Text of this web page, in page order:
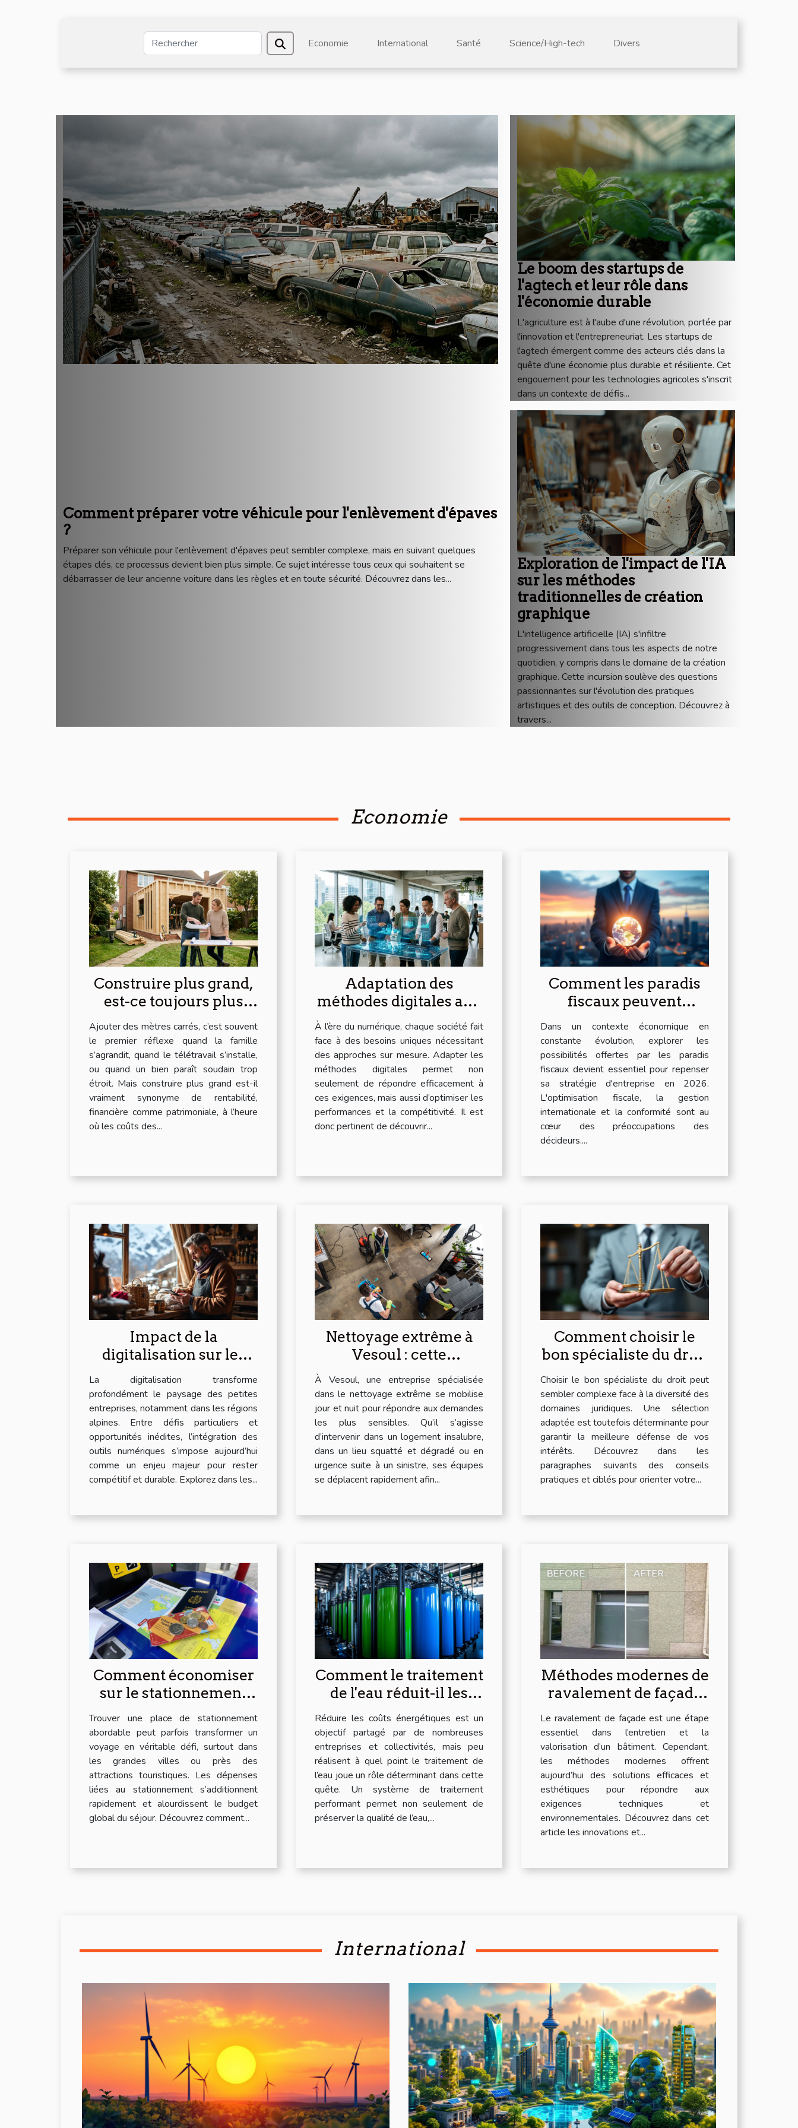
Economie International Santé Science/High-tech Divers
Comment préparer votre véhicule pour l'enlèvement d'épaves
?
Préparer son véhicule pour l'enlèvement d'épaves peut sembler complexe, mais en suivant quelques
étapes clés, ce processus devient bien plus simple. Ce sujet intéresse tous ceux qui souhaitent se
débarrasser de leur ancienne voiture dans les règles et en toute sécurité. Découvrez dans les...
Le boom des startups de
l'agtech et leur rôle dans
l'économie durable
L'agriculture est à l'aube d'une révolution, portée par
l'innovation et l'entrepreneuriat. Les startups de
l'agtech émergent comme des acteurs clés dans la
quête d'une économie plus durable et résiliente. Cet
engouement pour les technologies agricoles s'inscrit
dans un contexte de défis...
Exploration de l'impact de l'IA
sur les méthodes
traditionnelles de création
graphique
L'intelligence artificielle (IA) s'infiltre
progressivement dans tous les aspects de notre
quotidien, y compris dans le domaine de la création
graphique. Cette incursion soulève des questions
passionnantes sur l'évolution des pratiques
artistiques et des outils de conception. Découvrez à
travers...
Economie
Construire plus grand,
est-ce toujours plus
rentable ? regards sur
l’extension
Ajouter des mètres carrés, c’est souvent
le premier réflexe quand la famille
s’agrandit, quand le télétravail s’installe,
ou quand un bien paraît soudain trop
étroit. Mais construire plus grand est-il
vraiment synonyme de rentabilité,
financière comme patrimoniale, à l’heure
où les coûts des...
Adaptation des
méthodes digitales aux
besoins spécifiques de
votre société
À l’ère du numérique, chaque société fait
face à des besoins uniques nécessitant
des approches sur mesure. Adapter les
méthodes digitales permet non
seulement de répondre efficacement à
ces exigences, mais aussi d’optimiser les
performances et la compétitivité. Il est
donc pertinent de découvrir...
Comment les paradis
fiscaux peuvent
transformer votre
stratégie d'entreprise
en 2026 ?
Dans un contexte économique en
constante évolution, explorer les
possibilités offertes par les paradis
fiscaux devient essentiel pour repenser
sa stratégie d'entreprise en 2026.
L'optimisation fiscale, la gestion
internationale et la conformité sont au
cœur des préoccupations des
décideurs....
Impact de la
digitalisation sur les
petites entreprises
dans les régions alpines
La digitalisation transforme
profondément le paysage des petites
entreprises, notamment dans les régions
alpines. Entre défis particuliers et
opportunités inédites, l’intégration des
outils numériques s’impose aujourd’hui
comme un enjeu majeur pour rester
compétitif et durable. Explorez dans les...
Nettoyage extrême à
Vesoul : cette
entreprise intervient
chez vous 24/7 !
À Vesoul, une entreprise spécialisée
dans le nettoyage extrême se mobilise
jour et nuit pour répondre aux demandes
les plus sensibles. Qu’il s’agisse
d’intervenir dans un logement insalubre,
dans un lieu squatté et dégradé ou en
urgence suite à un sinistre, ses équipes
se déplacent rapidement afin...
Comment choisir le
bon spécialiste du droit
pour vos besoins
spécifiques ?
Choisir le bon spécialiste du droit peut
sembler complexe face à la diversité des
domaines juridiques. Une sélection
adaptée est toutefois déterminante pour
garantir la meilleure défense de vos
intérêts. Découvrez dans les
paragraphes suivants des conseils
pratiques et ciblés pour orienter votre...
Comment économiser
sur le stationnement
lors de vos voyages
Trouver une place de stationnement
abordable peut parfois transformer un
voyage en véritable défi, surtout dans
les grandes villes ou près des
attractions touristiques. Les dépenses
liées au stationnement s’additionnent
rapidement et alourdissent le budget
global du séjour. Découvrez comment...
Comment le traitement
de l'eau réduit-il les
coûts énergétiques ?
Réduire les coûts énergétiques est un
objectif partagé par de nombreuses
entreprises et collectivités, mais peu
réalisent à quel point le traitement de
l’eau joue un rôle déterminant dans cette
quête. Un système de traitement
performant permet non seulement de
préserver la qualité de l’eau,...
Méthodes modernes de
ravalement de façade
pour votre bâtiment
Le ravalement de façade est une étape
essentiel dans l’entretien et la
valorisation d’un bâtiment. Cependant,
les méthodes modernes offrent
aujourd’hui des solutions efficaces et
esthétiques pour répondre aux
exigences techniques et
environnementales. Découvrez dans cet
article les innovations et...
International